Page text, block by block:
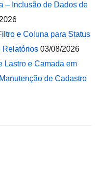
– Inclusão de Dados de
e Coluna para Status
Relatórios 03/08/2026
Lastro e Camada em
de Cadastro